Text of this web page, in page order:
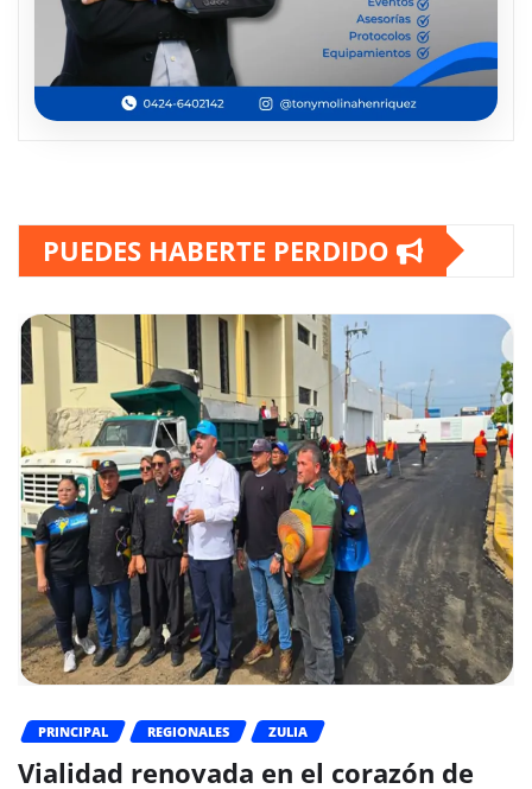
PUEDES HABERTE PERDIDO
PRINCIPAL REGIONALES ZULIA
Vialidad renovada en el corazón de